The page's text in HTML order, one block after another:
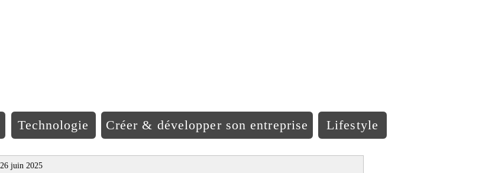
Technologie Créer & développer son entreprise Lifestyle
26 juin 2025